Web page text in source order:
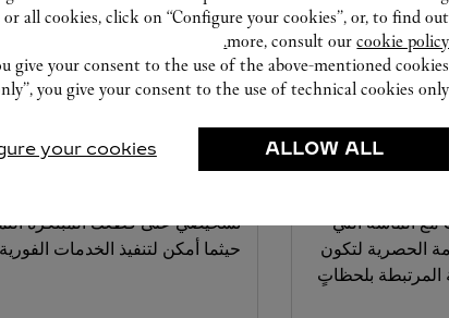
خصيصًا تأتي
التصميم الذي
مع الماسة التي
الحصرية لتكون
المرتبطة بلحظاتٍ
خبراؤنا في دار كارتييه على أتم
تشخيصي على قطعك المبتكرة
حيثما أمكن لتنفيذ الخدمات
all cookies, click on “Configure your cookies”, or, to find out
more, consult ourcookie policy.
give your consent to the use of the above-mentioned cookies.
you give your consent to the use of technical cookies only.
ALLOW ALL
your cookies